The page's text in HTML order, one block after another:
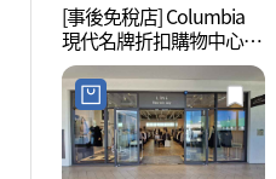
[事後免稅店] Columbia
現代名牌折扣購物中心
(金浦店)(컬럼비아 현대프
리미엄아울렛 김포점)